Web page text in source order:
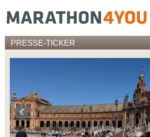
PRESSE-TICKER